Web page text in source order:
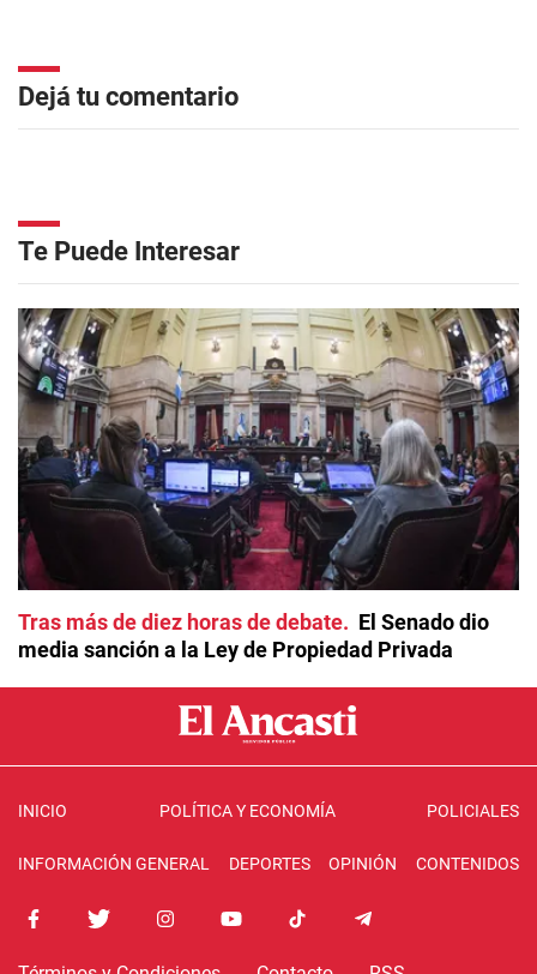
Dejá tu comentario
Te Puede Interesar
Tras más de diez horas de debate
El Senado dio
media sanción a la Ley de Propiedad Privada
INICIO POLÍTICA Y ECONOMÍA POLICIALES
INFORMACIÓN GENERAL DEPORTES OPINIÓN CONTENIDOS